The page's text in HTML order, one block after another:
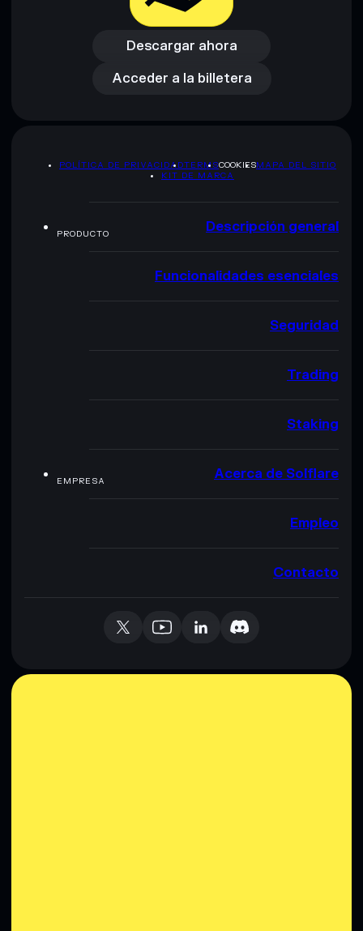
Descargar ahora
Descargar ahora
Acceder a la billetera
Acceder a la billetera
POLÍTICA DE PRIVACIDADTERMSCOOKIESMAPA DEL SITIO
KIT DE MARCA
PRODUCTO Descripción general
Funcionalidades esenciales
Seguridad
Trading
Staking
EMPRESA Acerca de Solflare
Empleo
Contacto